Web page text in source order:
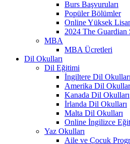
Burs Başvuruları
Popüler Bölümler
Online Yüksek
2024 The Guardian
MBA
MBA Ücretleri
Dil Okulları
Dil Eğitimi
İngiltere Dil Okulları
Amerika Dil
Kanada Dil Okulları
İrlanda Dil Okulları
Malta Dil Okulları
Online İngilizce
Yaz Okulları
Aile ve Çocuk